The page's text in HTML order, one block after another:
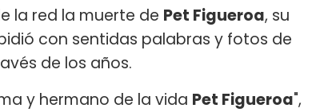
la red la muerte de Pet Figueroa, su
con sentidas palabras y fotos de
de los años.
y hermano de la vida Pet Figueroa",